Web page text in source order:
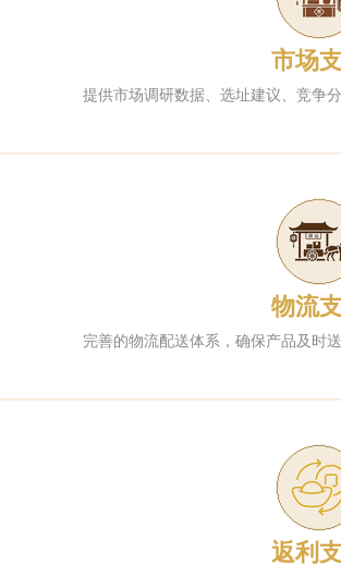
市场
提供市场调研数据、选址建议、竞争
物流
完善的物流配送体系，确保产品及时
返利